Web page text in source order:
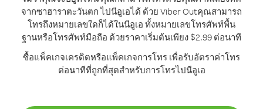
จากซาฮาราตะวันตก ไปนีอูเอได้ ด้วย Viber Outคุณสามารถ
โทรถึงหมายเลขใดก็ได้ในนีอูเอ ทั้งหมายเลขโทรศัพท์พื้น
ฐานหรือโทรศัพท์มือถือ ด้วยราคาเริ่มต้นเพียง $2.99 ต่อนาที
ซื้อแพ็คเกจเครดิตหรือแพ็คเกจการโทร เพื่อรับอัตราค่าโทร
ต่อนาทีที่ถูกที่สุดสำหรับการโทรไปนีอูเอ